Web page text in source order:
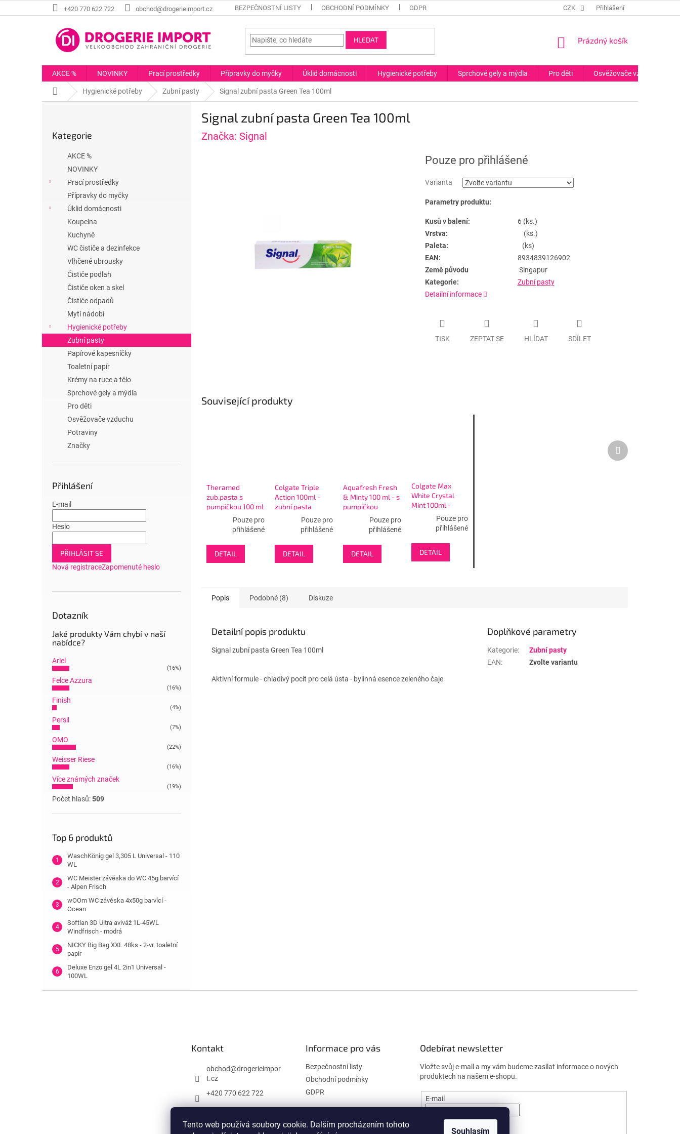
Tento web používá soubory cookie. Dalším procházením tohoto
Souhlasím
na
+420 770 622 722 obchod@drogerieimport.cz BEZPEČNOSTNÍ LISTY OBCHODNÍ PODMÍNKY GDPR CZK Přihlášení
HLEDAT
NÁKUPNÍ
Prázdný košík
AKCE % NOVINKY Prací prostředky Přípravky do myčky Úklid domácnosti Hygienické potřeby Sprchové gely a mýdla Pro děti Osvěžovače vzduchu
Domů Hygienické potřeby Zubní pasty Signal zubní pasta Green Tea 100ml
kategorie
Kategorie
AKCE %
NOVINKY
Prací prostředky
Přípravky do myčky
Úklid domácnosti
Koupelna
Kuchyně
WC čističe a dezinfekce
Vlhčené ubrousky
Čističe podlah
Čističe oken a skel
Čističe odpadů
Mytí nádobí
Hygienické potřeby
Zubní pasty
Papírové kapesníčky
Toaletní papír
Krémy na ruce a tělo
Sprchové gely a mýdla
Pro děti
Osvěžovače vzduchu
Potraviny
Značky
Přihlášení
E-mail
Heslo
PŘIHLÁSIT SE
Nová registraceZapomenuté heslo
Dotazník
Jaké produkty Vám chybí v naší
nabídce?
Ariel
(16%)
Felce Azzura
(16%)
Finish
(4%)
Persil
(7%)
OMO
(22%)
Weisser Riese
(16%)
Více známých značek
(19%)
Počet hlasů:509
Top 6 produktů
WaschKönig gel 3,305 L Universal - 110
WL
WC Meister závěska do WC 45g barvící
- Alpen Frisch
wOOm WC závěska 4x50g barvící -
Ocean
Softlan 3D Ultra aviváž 1L-45WL
Windfrisch - modrá
NICKY Big Bag XXL 48ks - 2-vr. toaletní
papír
Deluxe Enzo gel 4L 2in1 Universal -
100WL
Signal zubní pasta Green Tea 100ml
Značka: Signal
Pouze pro přihlášené
Varianta
Parametry produktu:
Kusů v balení:
6 (ks.)
Vrstva:
(ks.)
Paleta:
(ks)
EAN:
8934839126902
Země původu
Singapur
Kategorie:
Zubní pasty
Detailní informace
TISK ZEPTAT SE HLÍDAT SDÍLET
Související produkty
Theramed
zub.pasta s
pumpičkou 100 ml
NaturWeis -Pouze pro
přihlášené
DETAIL
Colgate Triple
Action 100ml -
zubní pasta
Pouze pro
přihlášené
DETAIL
Aquafresh Fresh
& Minty 100 ml - s
pumpičkou
Pouze pro
přihlášené
DETAIL
Colgate Max
White Crystal
Mint 100ml -
zubní pastaPouze pro
přihlášené
DETAIL
Další
produkt
Popis Podobné (8) Diskuze
Detailní popis produktu
Signal zubní pasta Green Tea 100ml
Aktivní formule - chladivý pocit pro celá ústa - bylinná esence zeleného čaje
Doplňkové parametry
Kategorie:
Zubní pasty
EAN: Zvolte variantu
Kontakt
obchod@drogerieimpor
t.cz
+420 770 622 722
Informace pro vás
Bezpečnostní listy
Obchodní podmínky
GDPR
Odebírat newsletter
Vložte svůj e-mail a my vám budeme zasílat informace o nových
produktech na našem e-shopu.
E-mail